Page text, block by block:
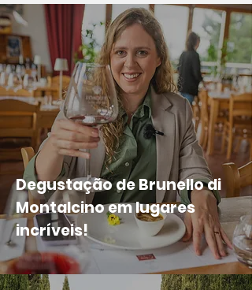
Degustação de Brunello di
Montalcino em lugares
incríveis!